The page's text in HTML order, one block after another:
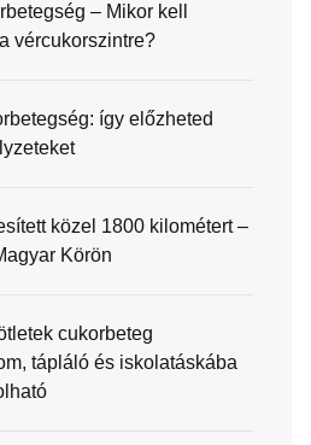
– Mikor kell
vércukorszintre?
így előzheted
közel 1800 kilométert –
Körön
cukorbeteg
tápláló és iskolatáskába